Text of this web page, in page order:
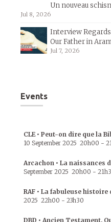
Un nouveau
Jul 8, 2026
Interview
Our Father in
Jul 7, 2026
Events
CLE • Peut-on dire que la
10 September 2025 20h00 -
Arcachon • La naissances
September 2025 20h00 -
RAF • La fabuleuse histoire
2025 22h00 - 23h30
DBD • Ancien Testament,